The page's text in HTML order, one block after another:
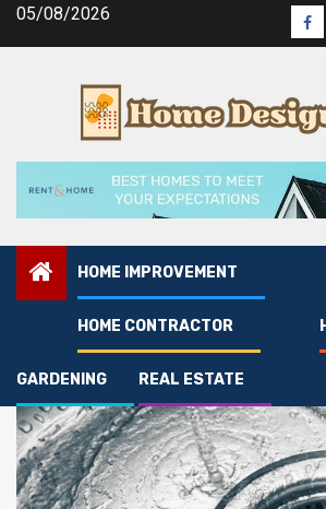
Skip05/08/2026
HOME IMPROVEMENT
HOME CONTRACTOR
GARDENING REAL ESTATE
drain cleaning